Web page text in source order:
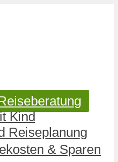
Kind
Reiseplanung
& Sparen